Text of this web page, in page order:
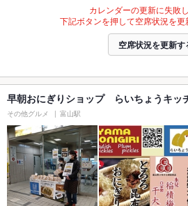
カレンダーの更新に失敗し
下記ボタンを押して空席状況を更
空席状況を更新す
早朝おにぎりショップ らいちょうキッ
その他グルメ 富山駅